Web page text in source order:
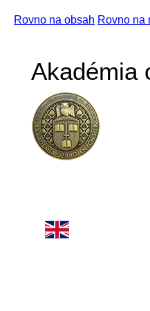
Rovno na obsah Rovno na
Akadémia